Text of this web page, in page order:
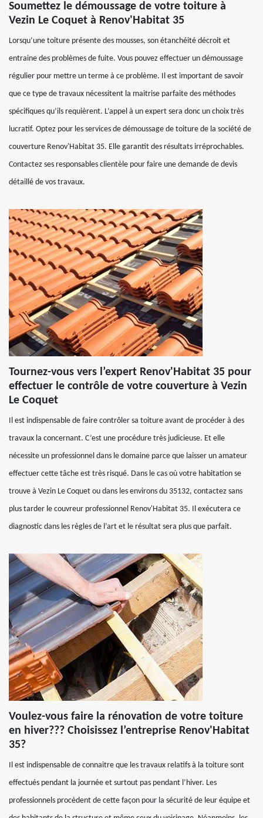
Soumettez le démoussage de votre toiture à
Vezin Le Coquet à Renov'Habitat 35
Lorsqu’une toiture présente des mousses, son étanchéité décroit et
entraine des problèmes de fuite. Vous pouvez effectuer un démoussage
régulier pour mettre un terme à ce problème. Il est important de savoir
que ce type de travaux nécessitent la maitrise parfaite des méthodes
spécifiques qu’ils requièrent. L’appel à un expert sera donc un choix très
lucratif. Optez pour les services de démoussage de toiture de la société de
couverture Renov'Habitat 35. Elle garantit des résultats irréprochables.
Contactez ses responsables clientèle pour faire une demande de devis
détaillé de vos travaux.
Tournez-vous vers l’expert Renov'Habitat 35 pour
effectuer le contrôle de votre couverture à Vezin
Le Coquet
Il est indispensable de faire contrôler sa toiture avant de procéder à des
travaux la concernant. C’est une procédure très judicieuse. Et elle
nécessite un professionnel dans le domaine parce que laisser un amateur
effectuer cette tâche est très risqué. Dans le cas où votre habitation se
trouve à Vezin Le Coquet ou dans les environs du 35132, contactez sans
plus tarder le couvreur professionnel Renov'Habitat 35. Il exécutera ce
diagnostic dans les règles de l’art et le résultat sera plus que parfait.
Voulez-vous faire la rénovation de votre toiture
en hiver??? Choisissez l’entreprise Renov'Habitat
35?
Il est indispensable de connaitre que les travaux relatifs à la toiture sont
effectués pendant la journée et surtout pas pendant l’hiver. Les
professionnels procèdent de cette façon pour la sécurité de leur équipe et